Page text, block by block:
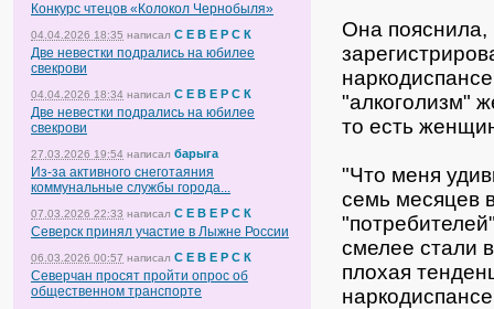
Конкурс чтецов «Колокол Чернобыля»
04.04.2026 18:35 написал С Е В Е Р С К
Две невестки подрались на юбилее
свекрови
04.04.2026 18:34 написал С Е В Е Р С К
Две невестки подрались на юбилее
свекрови
27.03.2026 19:54 написал барыга
Из-за активного снеготаяния
коммунальные службы города...
07.03.2026 22:33 написал С Е В Е Р С К
Северск принял участие в Лыжне России
06.03.2026 00:57 написал С Е В Е Р С К
Северчан просят пройти опрос об
общественном транспорте
Она пояснила,
"алкоголизм"
то есть
"Что меня
семь месяцев
смелее стали
плохая